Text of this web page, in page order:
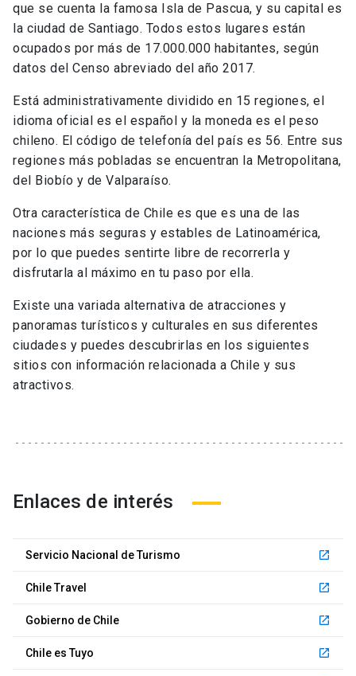
que se cuenta la famosa Isla de Pascua, y su capital es
la ciudad de Santiago. Todos estos lugares están
ocupados por más de 17.000.000 habitantes, según
datos del Censo abreviado del año 2017.
Está administrativamente dividido en 15 regiones, el
idioma oficial es el español y la moneda es el peso
chileno. El código de telefonía del país es 56. Entre sus
regiones más pobladas se encuentran la Metropolitana,
del Biobío y de Valparaíso.
Otra característica de Chile es que es una de las
naciones más seguras y estables de Latinoamérica,
por lo que puedes sentirte libre de recorrerla y
disfrutarla al máximo en tu paso por ella.
Existe una variada alternativa de atracciones y
panoramas turísticos y culturales en sus diferentes
ciudades y puedes descubrirlas en los siguientes
sitios con información relacionada a Chile y sus
atractivos.
Enlaces de interés
Servicio Nacional de Turismo launch
Chile Travel launch
Gobierno de Chile launch
Chile es Tuyo launch